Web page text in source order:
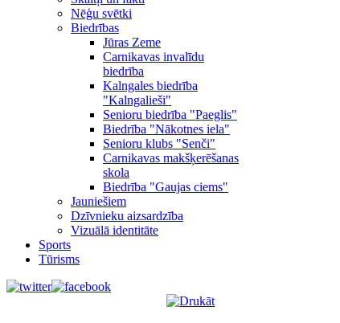
Nēģu svētki
Biedrības
Jūras Zeme
Carnikavas invalīdu
biedrība
Kalngales biedrība
"Kalngalieši"
Senioru biedrība "Paeglis"
Biedrība "Nākotnes iela"
Senioru klubs "Senči"
Carnikavas makšķerēšanas
skola
Biedrība "Gaujas ciems"
Jauniešiem
Dzīvnieku aizsardzība
Vizuālā identitāte
Sports
Tūrisms